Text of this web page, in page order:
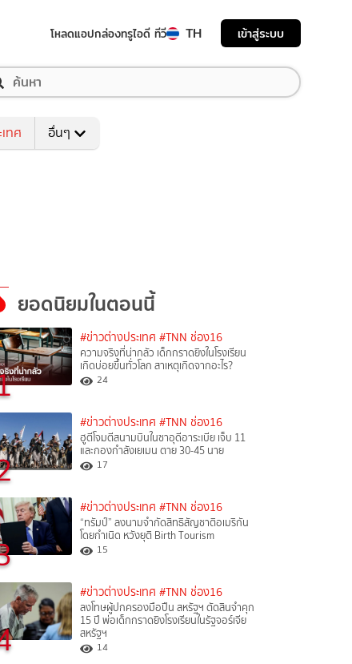
โหลดแอปกล่องทรูไอดี ทีวี TH เข้าสู่ระบบ
ทศ อื่นๆ
ยอดนิยมในตอนนี้
#ข่าวต่างประเทศ #TNN ช่อง16
ความจริงที่น่ากลัว เด็กกราดยิงในโรงเรียน
เกิดบ่อยขึ้นทั่วโลก สาเหตุเกิดจากอะไร?
24
#ข่าวต่างประเทศ #TNN ช่อง16
ฮูตีโจมตีสนามบินในซาอุดีอาระเบีย เจ็บ 11
และกองกำลังเยเมน ตาย 30-45 นาย
17
#ข่าวต่างประเทศ #TNN ช่อง16
“ทรัมป์” ลงนามจำกัดสิทธิสัญชาติอเมริกัน
โดยกำเนิด หวังยุติ Birth Tourism
15
#ข่าวต่างประเทศ #TNN ช่อง16
ลงโทษผู้ปกครองมือปืน สหรัฐฯ ตัดสินจำคุก
15 ปี พ่อเด็กกราดยิงโรงเรียนในรัฐจอร์เจีย
สหรัฐฯ
14